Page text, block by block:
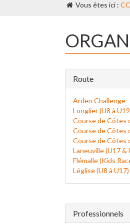
Vous êtes ici :
Route
Arden Challenge
Longlier (U8 à
Course de Côtes
Course de Côtes
Course de Côtes
Laneuville (U17 &
Flémalle (Kids
Léglise (U8 à U17)
Professionnels